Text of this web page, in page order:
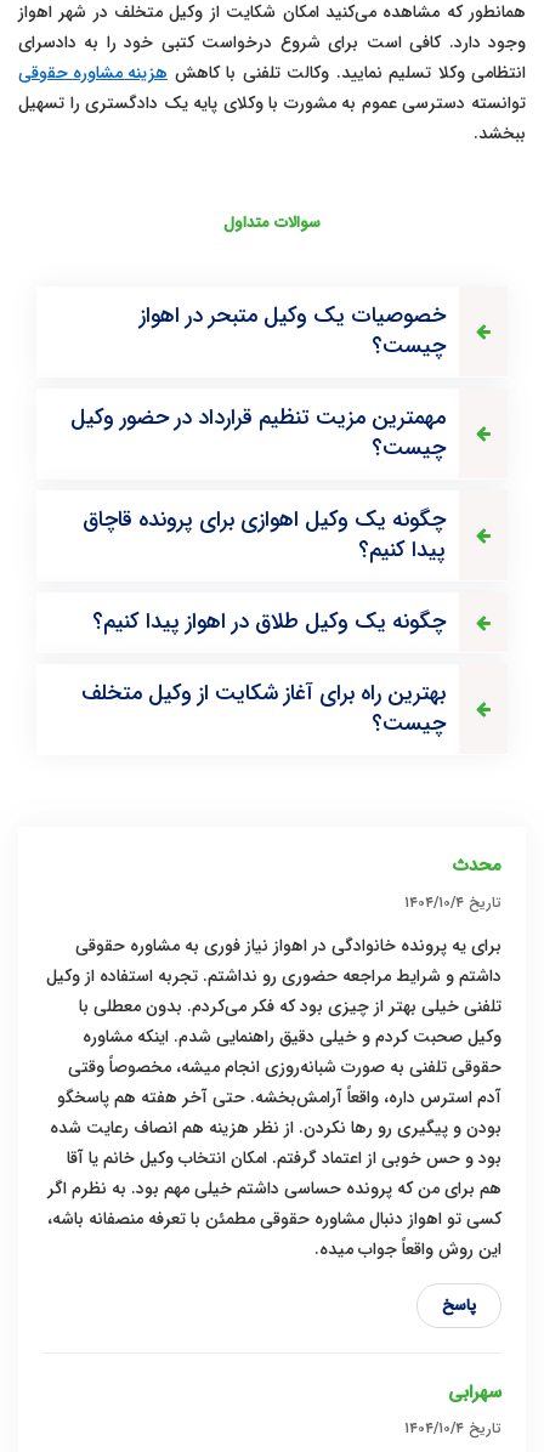
همانطور که مشاهده می‌کنید امکان شکایت از وکیل متخلف در شهر اهواز
وجود دارد. کافی است برای شروع درخواست کتبی خود را به دادسرای
انتظامی وکلا تسلیم نمایید. وکالت تلفنی با کاهش هزینه مشاوره حقوقی
توانسته دسترسی عموم به مشورت با وکلای پایه یک دادگستری را تسهیل
ببخشد.
سوالات متداول
خصوصیات یک وکیل متبحر در اهواز
چیست؟
مهمترین مزیت تنظیم قرارداد در حضور وکیل
چیست؟
چگونه یک وکیل اهوازی برای پرونده قاچاق
پیدا کنیم؟
چگونه یک وکیل طلاق در اهواز پیدا کنیم؟
بهترین راه برای آغاز شکایت از وکیل متخلف
چیست؟
محدث
تاریخ ۱۴۰۴/۱۰/۴
برای یه پرونده خانوادگی در اهواز نیاز فوری به مشاوره حقوقی
داشتم و شرایط مراجعه حضوری رو نداشتم. تجربه استفاده از وکیل
تلفنی خیلی بهتر از چیزی بود که فکر می‌کردم. بدون معطلی با
وکیل صحبت کردم و خیلی دقیق راهنمایی شدم. اینکه مشاوره
حقوقی تلفنی به صورت شبانه‌روزی انجام میشه، مخصوصاً وقتی
آدم استرس داره، واقعاً آرامش‌بخشه. حتی آخر هفته هم پاسخگو
بودن و پیگیری رو رها نکردن. از نظر هزینه هم انصاف رعایت شده
بود و حس خوبی از اعتماد گرفتم. امکان انتخاب وکیل خانم یا آقا
هم برای من که پرونده حساسی داشتم خیلی مهم بود. به نظرم اگر
کسی تو اهواز دنبال مشاوره حقوقی مطمئن با تعرفه منصفانه باشه،
این روش واقعاً جواب میده.
پاسخ
سهرابی
تاریخ ۱۴۰۴/۱۰/۴